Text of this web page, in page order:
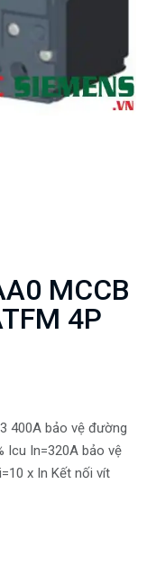
MCCB
4P
400A bảo vệ đường
Icu In=320A bảo vệ
x In Kết nối vít